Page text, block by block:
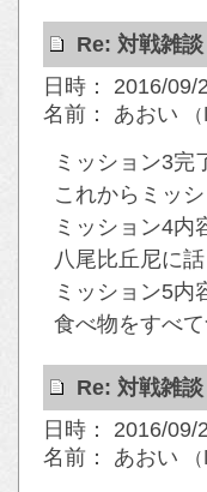
Re: 対戦雑
日時： 2016/09/
名前： あおい
ミッション3完
これからミッ
ミッション4内
八尾比丘尼に
ミッション5内
食べ物をすべ
Re: 対戦雑
日時： 2016/09/
名前： あおい